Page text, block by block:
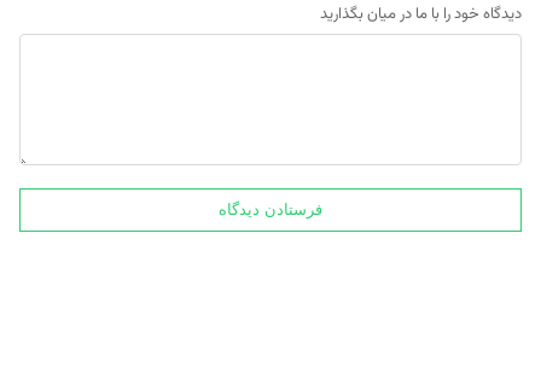
دیدگاه خود را با ما در میان بگذارید